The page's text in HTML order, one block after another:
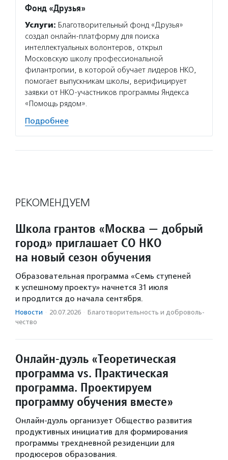
Фонд «Друзья»
Услуги: Благотворительный фонд «Друзья»
создал онлайн-платформу для поиска
интеллектуальных волонтеров, открыл
Московскую школу профессиональной
филантропии, в которой обучает лидеров НКО,
помогает выпускникам школы, верифицирует
заявки от НКО-участников программы Яндекса
«Помощь рядом».
Подробнее
РЕКОМЕНДУЕМ
Школа грантов «Москва — добрый
город» приглашает СО НКО
на новый сезон обучения
Образовательная программа «Семь ступеней
к успешному проекту» начнется 31 июля
и продлится до начала сентября.
Новости · 20.07.2026 · Благотвори­тель­ность и доброволь­
чест­во
Онлайн-дуэль «Теоретическая
программа vs. Практическая
программа. Проектируем
программу обучения вместе»
Онлайн-дуэль организует Общество развития
продуктивных инициатив для формирования
программы трехдневной резиденции для
продюсеров образования.